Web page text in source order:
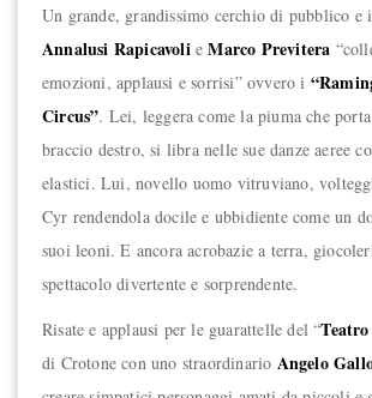
Un grande, grandissimo cerchio di pubblico e
Annalusi RapicavolieMarco Previtera
emozioni, applausi e sorrisi” ovvero i
Circus”. Lei, leggera come la piuma che
braccio destro, si libra nelle sue danze aeree
elastici. Lui, novello uomo vitruviano,
Cyr rendendola docile e ubbidiente come un
suoi leoni. E ancora acrobazie a terra,
spettacolo divertente e sorprendente.
Risate e applausi per le guarattelle del “
di Crotone con uno straordinario Angelo